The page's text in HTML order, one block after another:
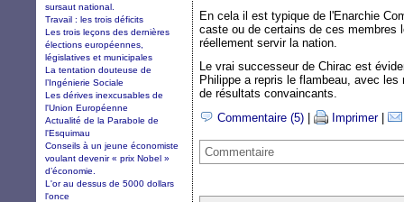
En cela il est typique de l'Enarchie
caste ou de certains de ces
réellement servir la nation.
Le vrai successeur de Chirac est
Philippe a repris le flambeau, avec
de résultats convaincants.
Commentaire (5)
Imprimer|
Commentaire
sursaut national.
Travail : les trois déficits
Les trois leçons des dernières
élections européennes,
législatives et municipales
La tentation douteuse de
l’Ingénierie Sociale
Les dérives inexcusables de
l'Union Européenne
Actualité de la Parabole de
l'Esquimau
Conseils à un jeune économiste
voulant devenir « prix Nobel »
d’économie.
L'or au dessus de 5000 dollars
l'once